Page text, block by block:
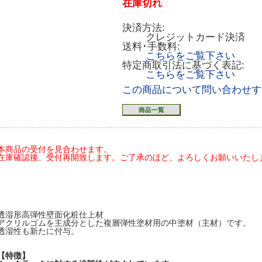
在庫切れ
決済方法:
クレジットカード決済
送料･手数料:
こちらをご覧下さい
特定商取引法に基づく表記:
こちらをご覧下さい
この商品について問い合わせ
商品の受付を見合わせます。
庫確認後、受付再開致します。ご了承のほど、よろしくお願いいた
湿形高弾性壁面化粧仕上材
クリルゴムを主成分とした複層弾性塗材用の中塗材（主材）です。
湿性も新たに付与。
特徴】